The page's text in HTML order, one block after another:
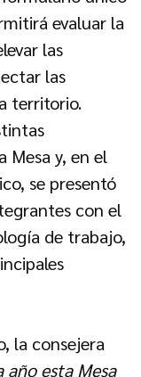
evaluar la
las
las
territorio.
Mesa y, en el
se presentó
con el
de trabajo,
la consejera
año esta Mesa